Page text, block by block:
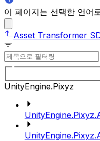
이 페이지는 선택한 언어
Asset Transformer
UnityEngine.Pixyz